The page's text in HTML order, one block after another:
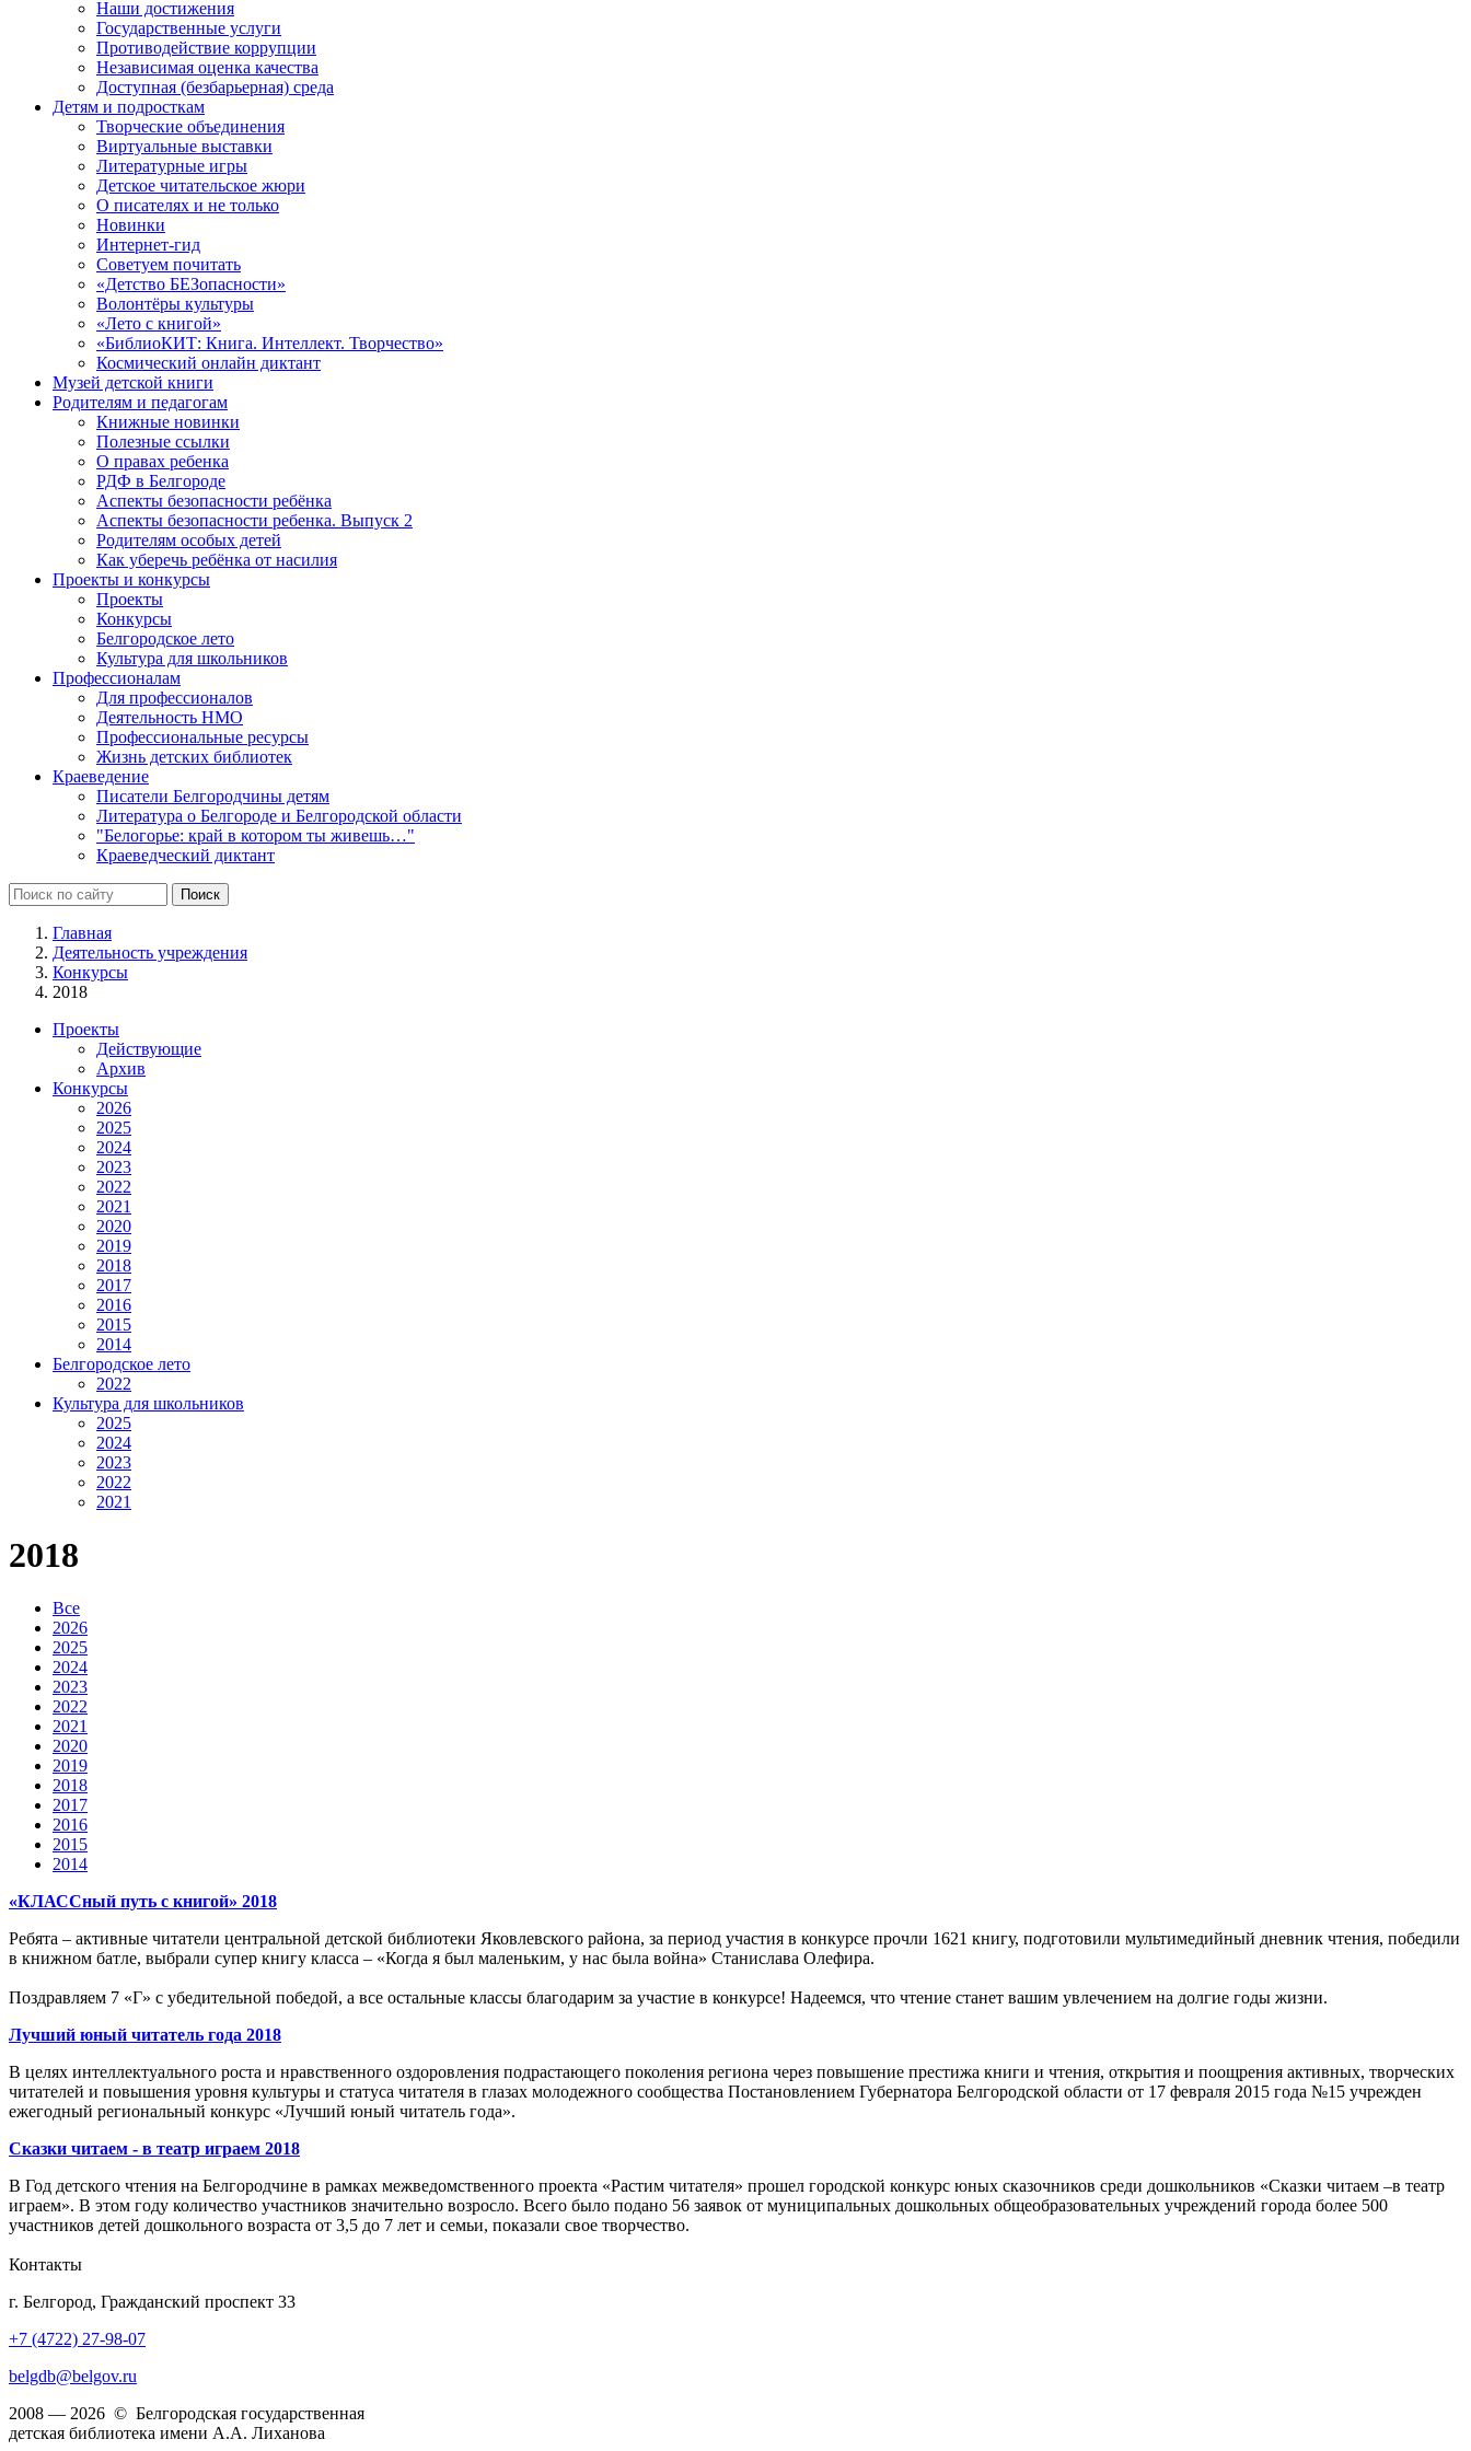
Наши достижения
Государственные услуги
Противодействие коррупции
Независимая оценка качества
Доступная (безбарьерная) среда
Детям и подросткам
Творческие объединения
Виртуальные выставки
Литературные игры
Детское читательское жюри
О писателях и не только
Новинки
Интернет-гид
Советуем почитать
«Детство БЕЗопасности»
Волонтёры культуры
«Лето с книгой»
«БиблиоКИТ: Книга. Интеллект. Творчество»
Космический онлайн диктант
Музей детской книги
Родителям и педагогам
Книжные новинки
Полезные ссылки
О правах ребенка
РДФ в Белгороде
Аспекты безопасности ребёнка
Аспекты безопасности ребенка. Выпуск 2
Родителям особых детей
Как уберечь ребёнка от насилия
Проекты и конкурсы
Проекты
Конкурсы
Белгородское лето
Культура для школьников
Профессионалам
Для профессионалов
Деятельность НМО
Профессиональные ресурсы
Жизнь детских библиотек
Краеведение
Писатели Белгородчины детям
Литература о Белгороде и Белгородской области
"Белогорье: край в котором ты живешь…"
Краеведческий диктант
Главная
Деятельность учреждения
Конкурсы
2018
Проекты
Действующие
Архив
Конкурсы
2026
2025
2024
2023
2022
2021
2020
2019
2018
2017
2016
2015
2014
Белгородское лето
2022
Культура для школьников
2025
2024
2023
2022
2021
2018
Все
2026
2025
2024
2023
2022
2021
2020
2019
2018
2017
2016
2015
2014
«КЛАССный путь с книгой» 2018
Ребята – активные читатели центральной детской библиотеки Яковлевского района, за период участия в конкурсе прочли 1621 книгу, подготовили мультимедийный дневник чтения, победили
в книжном батле, выбрали супер книгу класса – «Когда я был маленьким, у нас была война» Станислава Олефира.
Поздравляем 7 «Г» с убедительной победой, а все остальные классы благодарим за участие в конкурсе! Надеемся, что чтение станет вашим увлечением на долгие годы жизни.
Лучший юный читатель года 2018
В целях интеллектуального роста и нравственного оздоровления подрастающего поколения региона через повышение престижа книги и чтения, открытия и поощрения активных, творческих
читателей и повышения уровня культуры и статуса читателя в глазах молодежного сообщества Постановлением Губернатора Белгородской области от 17 февраля 2015 года №15 учрежден
ежегодный региональный конкурс «Лучший юный читатель года».
Сказки читаем - в театр играем 2018
В Год детского чтения на Белгородчине в рамках межведомственного проекта «Растим читателя» прошел городской конкурс юных сказочников среди дошкольников «Сказки читаем –в театр
играем». В этом году количество участников значительно возросло. Всего было подано 56 заявок от муниципальных дошкольных общеобразовательных учреждений города более 500
участников детей дошкольного возраста от 3,5 до 7 лет и семьи, показали свое творчество.
Контакты
г. Белгород, Гражданский проспект 33
+7 (4722) 27-98-07
belgdb@belgov.ru
2008 — 2026 © Белгородская государственная
детская библиотека имени А.А. Лиханова